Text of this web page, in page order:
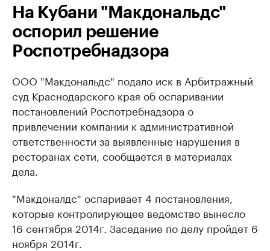
На Кубани "Макдональдс"
оспорил решение
Роспотребнадзора
ООО "Макдональдс" подало иск в Арбитражный
суд Краснодарского края об оспаривании
постановлений Роспотребнадзора о
привлечении компании к административной
ответственности за выявленные нарушения в
ресторанах сети, сообщается в материалах
дела.
"Макдоналдс" оспаривает 4 постановления,
которые контролирующее ведомство вынесло
16 сентября 2014г. Заседание по делу пройдет 6
ноября 2014г.